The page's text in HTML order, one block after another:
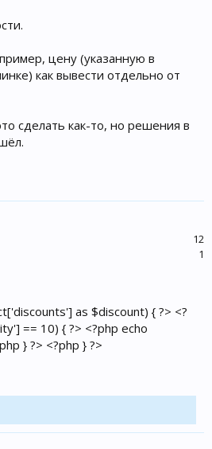
цену (указанную в
как вывести отдельно от
сделать как-то, но решения в
12
1
as $discount) { ?> <?
== 10) { ?> <?php echo
} ?> <?php } ?>